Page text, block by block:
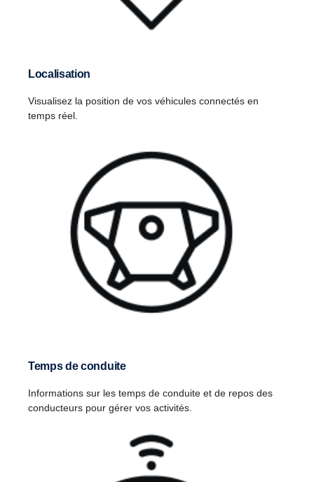
Localisation
Visualisez la position de vos véhicules connectés en
temps réel.
Temps de conduite
Informations sur les temps de conduite et de repos des
conducteurs pour gérer vos activités.